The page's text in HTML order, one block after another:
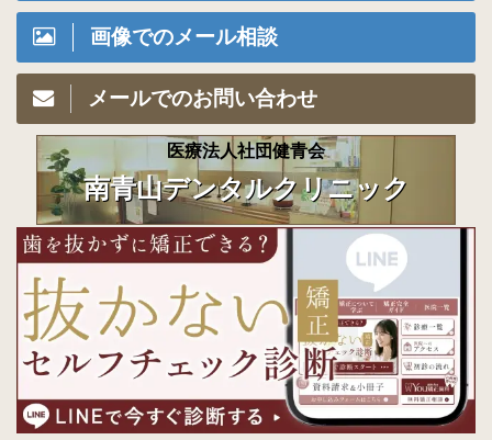
画像でのメール相談
メールでのお問い合わせ
医療法人社団健青会
南青山デンタルクリニック